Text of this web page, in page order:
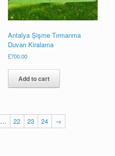
Antalya Şişme Tırmanma
Duvarı Kiralama
£700.00
Add to cart
… 22 23 24 →